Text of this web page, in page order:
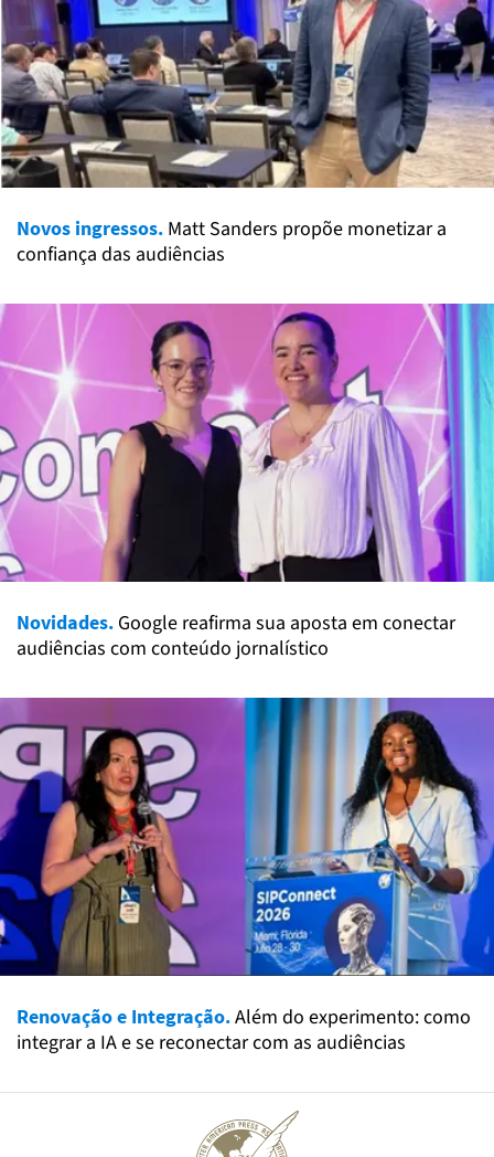
Novos ingressos. Matt Sanders propõe monetizar a
confiança das audiências
Novidades. Google reafirma sua aposta em conectar
audiências com conteúdo jornalístico
Renovação e Integração.Além do experimento: como
integrar a IA e se reconectar com as audiências